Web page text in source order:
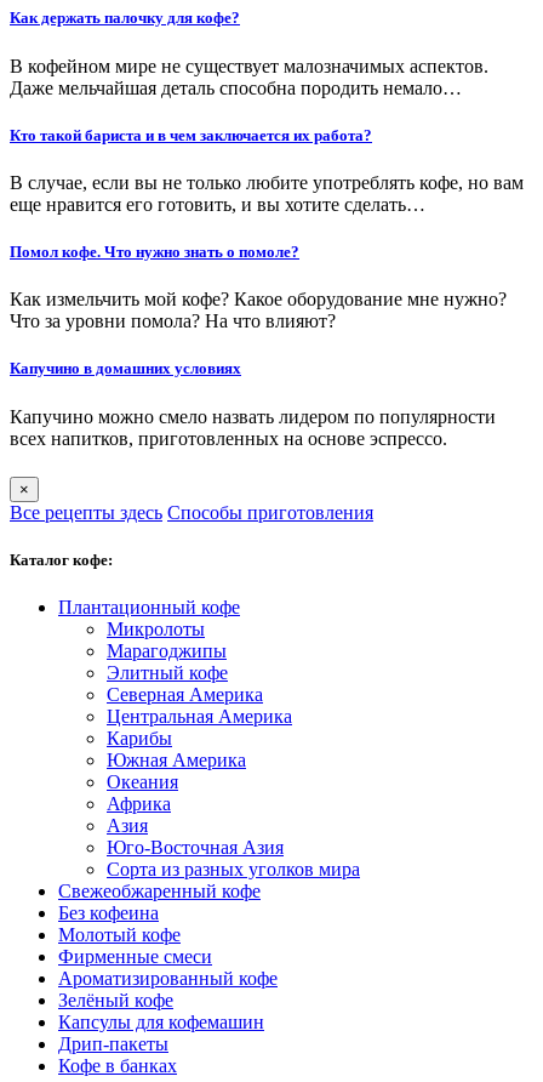
Как держать палочку для кофе?
В кофейном мире не существует малозначимых аспектов.
Даже мельчайшая деталь способна породить немало…
Кто такой бариста и в чем заключается их работа?
В случае, если вы не только любите употреблять кофе, но вам
еще нравится его готовить, и вы хотите сделать…
Помол кофе. Что нужно знать о помоле?
Как измельчить мой кофе? Какое оборудование мне нужно?
Что за уровни помола? На что влияют?
Капучино в домашних условиях
Капучино можно смело назвать лидером по популярности
всех напитков, приготовленных на основе эспрессо.
×
Все рецепты здесь Способы приготовления
Каталог кофе:
Плантационный кофе
Микролоты
Марагоджипы
Элитный кофе
Северная Америка
Центральная Америка
Карибы
Южная Америка
Океания
Африка
Азия
Юго-Восточная Азия
Сорта из разных уголков мира
Свежеобжаренный кофе
Без кофеина
Молотый кофе
Фирменные смеси
Ароматизированный кофе
Зелёный кофе
Капсулы для кофемашин
Дрип-пакеты
Кофе в банках